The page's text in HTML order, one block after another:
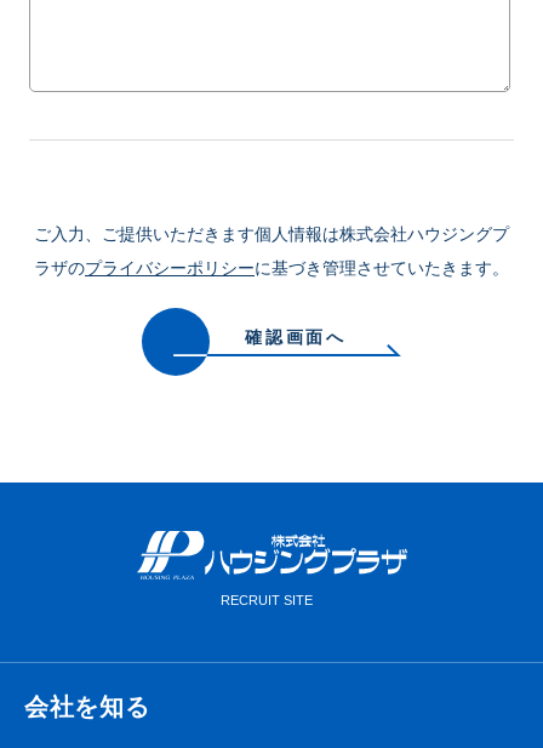
ご入力、ご提供いただきます個人情報は株式会社ハウジングプ
ラザのプライバシーポリシーに基づき管理させていたきます。
確認画面へ
会社を知る